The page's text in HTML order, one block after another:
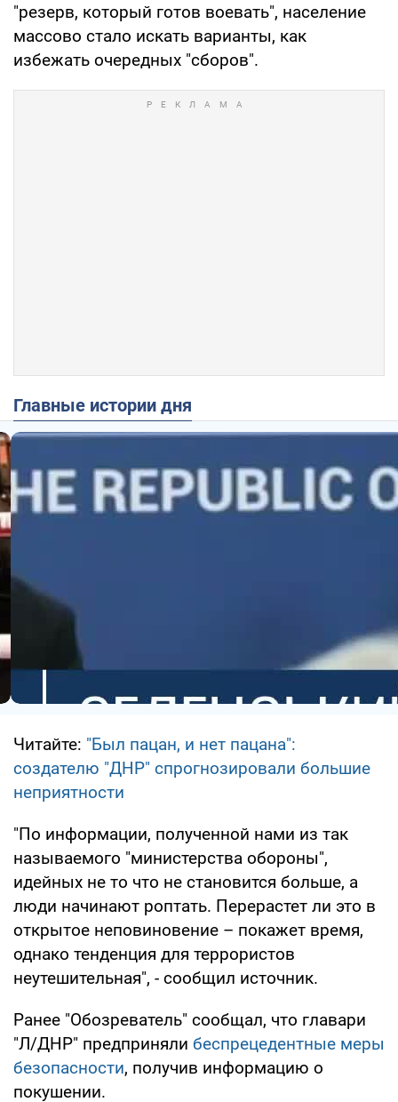
"резерв, который готов воевать", население
массово стало искать варианты, как
избежать очередных "сборов".
Главные истории дня
Читайте: "Был пацан, и нет пацана":
создателю "ДНР" спрогнозировали большие
неприятности
"По информации, полученной нами из так
называемого "министерства обороны",
идейных не то что не становится больше, а
люди начинают роптать. Перерастет ли это в
открытое неповиновение – покажет время,
однако тенденция для террористов
неутешительная", - сообщил источник.
Ранее "Обозреватель" сообщал, что главари
"Л/ДНР" предприняли беспрецедентные меры
безопасности, получив информацию о
покушении.